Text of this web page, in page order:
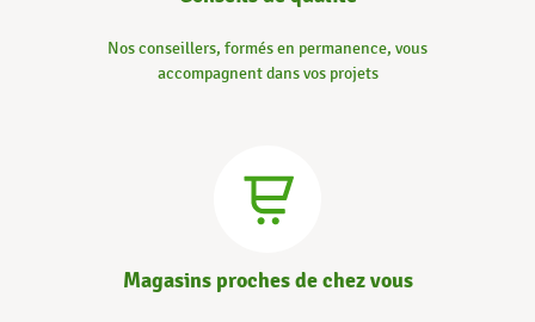
Nos conseillers, formés en permanence, vous
accompagnent dans vos projets
Magasins proches de chez vous